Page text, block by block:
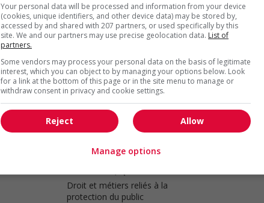
Droit et métiers reliés à la
protection du public
Technicien juridique en immobilier
(ss - 15976)
Terrebonne, QC
Droit et métiers reliés à la
protection du public
Technicien juridique en notariat |
rive-nord
Droit et métiers reliés à la
protection du public
Your personal data will be processed and information from your device
(cookies, unique identifiers, and other device data) may be stored by,
accessed by and shared with 207 partners, or used specifically by this
site. We and our partners may use precise geolocation data. List of
partners.
Some vendors may process your personal data on the basis of legitimate
interest, which you can object to by managing your options below. Look
for a link at the bottom of this page or in the site menu to manage or
withdraw consent in privacy and cookie settings.
Allow
Reject
Manage options